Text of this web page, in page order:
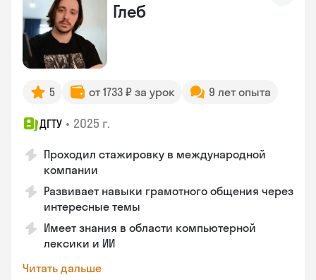
Глеб
5 от 1733 ₽ за урок 9 лет опыта
ДГТУ • 2025 г.
Проходил стажировку в международной
компании
Развивает навыки грамотного общения через
интересные темы
Имеет знания в области компьютерной
лексики и ИИ
Читать дальше